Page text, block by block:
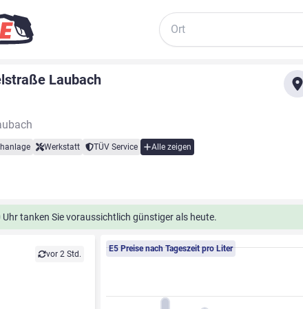
Suche
Laubach
Werkstatt TÜV Service Alle zeigen
Uhr tanken Sie voraussichtlich günstiger als heute.
vor 2 Std.
E5 Preise nach Tageszeit pro Liter